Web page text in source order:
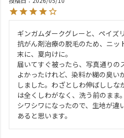
ギンガムダークグレーと、ペイズ
抗がん剤治療の脱毛のため、ニッ
末に、夏向けに。
届いてすぐ被ったら、写真通りの
よかったけれど、染料か糊の臭い
しました。わざとしわ伸ばしし
は全くしわがなく、洗う前のまま
シワシワになったので、生地が違
あると思います。